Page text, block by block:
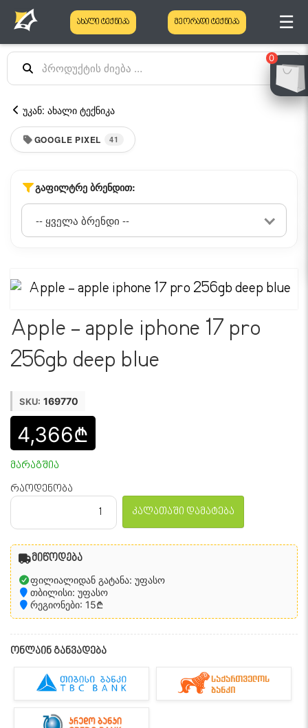
0
ახალი ტექნიკა მეორადი ტექნიკა ☰
უკან: ახალი ტექნიკა
GOOGLE PIXEL 41
ᲒᲐᲤᲘᲚᲢᲠᲔ ᲑᲠᲔᲜᲓᲘᲗ:
Apple - apple iphone 17 pro
256gb deep blue
SKU: 169770
4,366₾
მარაგშია
რაოდენობა
კალათაში დამატება
მიწოდება
ფილიალიდან გატანა: უფასო
თბილისი: უფასო
რეგიონები: 15₾
ონლაინ განვადება